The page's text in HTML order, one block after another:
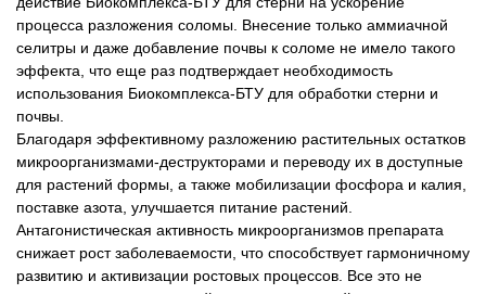
процесса разложения соломы. Внесение только аммиачной
селитры и даже добавление почвы к соломе не имело такого
эффекта, что еще раз подтверждает необходимость
использования Биокомплекса-БТУ для обработки стерни и
почвы.
Благодаря эффективному разложению растительных остатков
микроорганизмами-деструкторами и переводу их в доступные
для растений формы, а также мобилизации фосфора и калия,
поставке азота, улучшается питание растений.
Антагонистическая активность микроорганизмов препарата
снижает рост заболеваемости, что способствует гармоничному
развитию и активизации ростовых процессов. Все это не